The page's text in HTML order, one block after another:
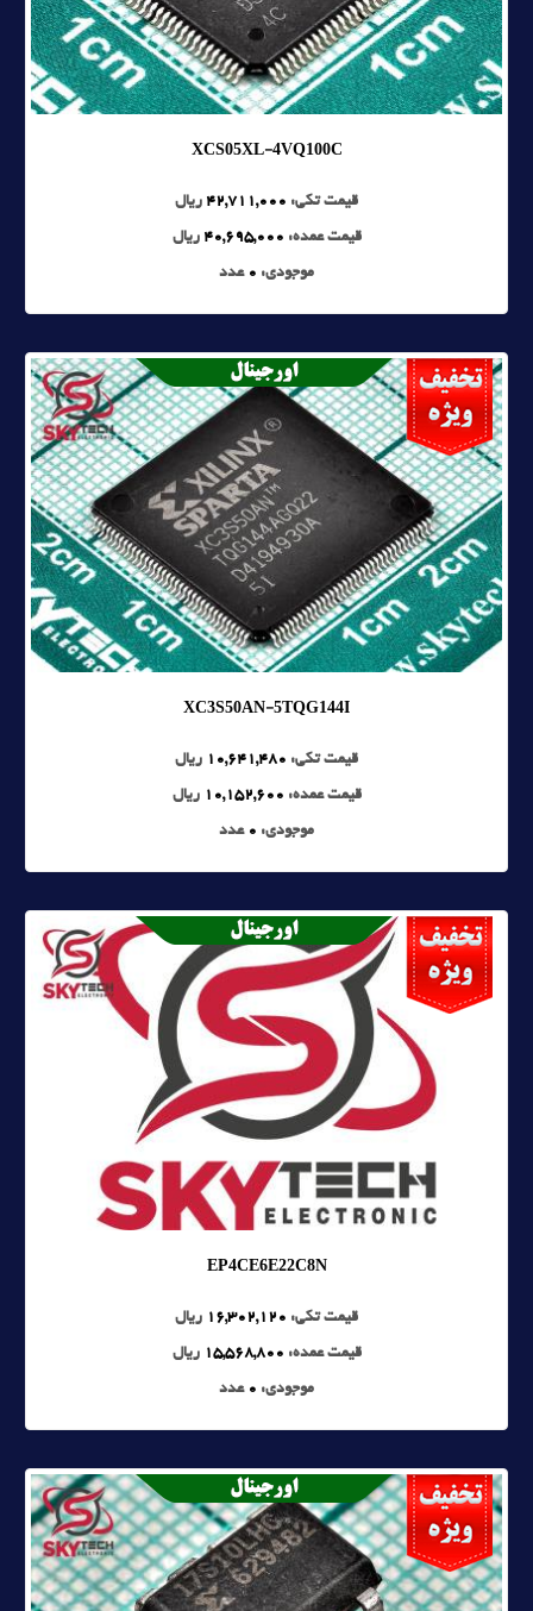
XCS05XL-4VQ100C
قیمت تکی: 42,711,000 ریال
قیمت عمده: 40,695,000 ریال
موجودی: 0 عدد
XC3S50AN-5TQG144I
قیمت تکی: 10,641,480 ریال
قیمت عمده: 10,152,600 ریال
موجودی: 0 عدد
EP4CE6E22C8N
قیمت تکی: 16,302,120 ریال
قیمت عمده: 15,568,800 ریال
موجودی: 0 عدد